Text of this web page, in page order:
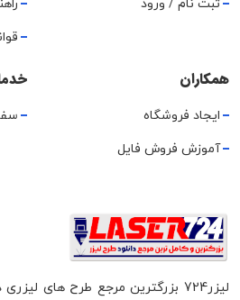
ثبت نام / ورود
همکاران
ایجاد فروشگاه
آموزش فروش فایل
لیزر724 بزرگترین مرجع طرح های